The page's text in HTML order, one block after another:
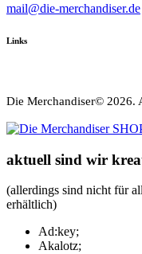
mail@die-merchandiser.de
Links
Die Merchandiser© 2026.
aktuell sind wir
(allerdings sind nicht für
erhältlich)
Ad:key;
Akalotz;